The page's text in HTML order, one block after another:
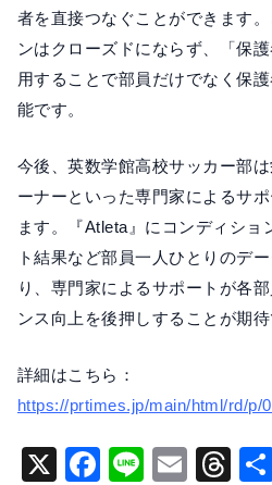
者を直接つなぐことができます
ンはクローズドにならず、「保
用することで部員だけでなく保
能です。
今後、英数学館高校サッカー部
ーナーといった専門家によるサ
ます。『Atleta』にコンディショ
ト結果など部員一人ひとりのデ
り、専門家によるサポートが各
ンス向上を後押しすることが期待
詳細はこちら：
https://prtimes.jp/main/html/rd/p/
X
F
Li
E
T